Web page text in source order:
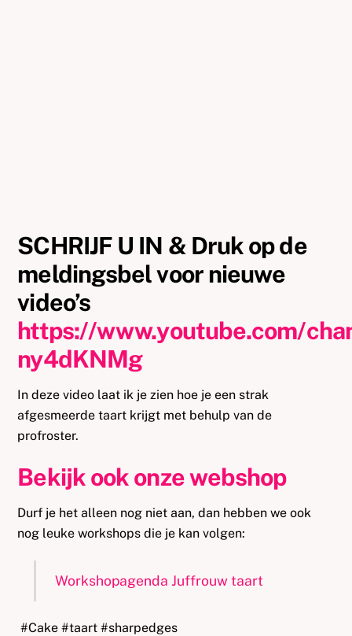
SCHRIJF U IN & Druk op de
meldingsbel voor nieuwe
video’s
https://www.youtube.com/
ny4dKNMg
In deze video laat ik je zien hoe je een strak
afgesmeerde taart krijgt met behulp van de
profroster.
Bekijk ook onze webshop
Durf je het alleen nog niet aan, dan hebben we ook
nog leuke workshops die je kan volgen:
Workshopagenda Juffrouw taart
#Cake #taart #sharpedges